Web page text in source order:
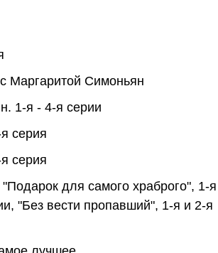
Маргаритой Симоньян
1-я - 4-я серии
серия
серия
для самого храброго", 1-
"Без вести пропавший", 1-я и 2-я